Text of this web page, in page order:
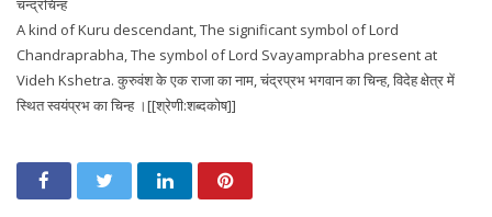
अयोध्या
चन्द्रचिन्ह
A kind of Kuru descendant, The significant symbol of Lord
Chandraprabha, The symbol of Lord Svayamprabha present at
Videh Kshetra. कुरुवंश के एक राजा का नाम, चंद्रप्रभ भगवान का चिन्ह, विदेह क्षेत्र में
स्थित स्वयंप्रभ का चिन्ह ।[[श्रेणी:शब्दकोष]]